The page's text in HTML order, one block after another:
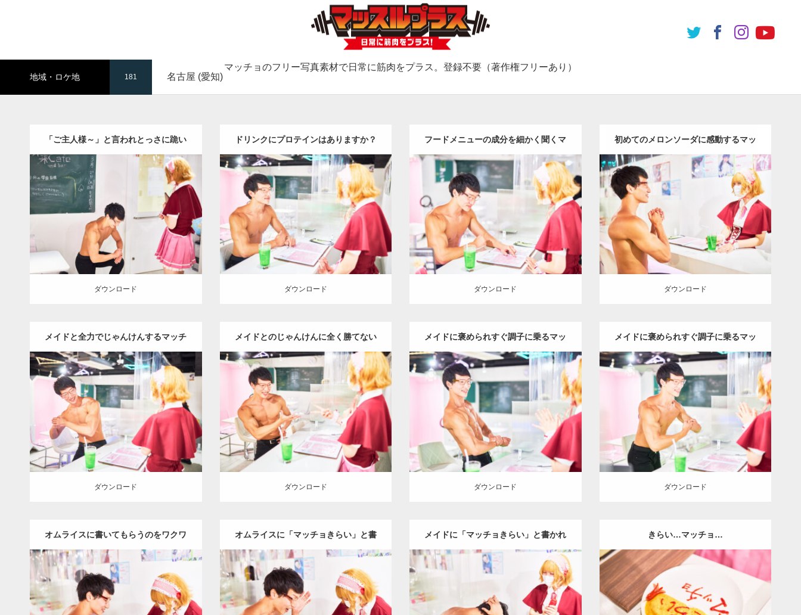
マッチョのフリー写真素材で日常に筋肉をプラス。登録不要（著作権フリーあり）
地域・ロケ地 181 名古屋 (愛知)
「ご主人様～」と言われとっさに跪い
てしまうマッチョ
Update:
Category:
メイド喫茶のマッチョ その他
AKIHITO(細マッチョ)
名古屋 (愛知)
ダウンロード
ダウンロード
ドリンクにプロテインはありますか？
と聞くマッチョ
Update:2023.02.11
Category:メイド喫茶のマッチョ その他
AKIHITO(細マッチョ)
名古屋 (愛知)
ダウンロード
ダウンロード
フードメニューの成分を細かく聞くマ
ッチョ
Update:
2023.02.11
Category:メイド喫茶のマッチョ その他
AKIHITO(細マッチョ)
名古屋 (愛知)
ダウンロード
ダウンロード
初めてのメロンソーダに感動するマッ
チョ
Update:
2023.02.11
Category:メイド喫茶のマッチョ その他
AKIHITO(細マッチョ)
上腕三頭筋 肩 名
古屋 (愛知)
ダウンロード
ダウンロード
メイドと全力でじゃんけんするマッチ
ョ
Update:2023.02.11
Category:メイド喫茶のマッチョ その他
AKIHITO(細マッチョ) 肩 名古屋 (愛知)
ダウンロード
ダウンロード
メイドとのじゃんけんに全く勝てない
マッチョ
Update:2023.02.11
Category:メイド喫茶のマッチョ その他
AKIHITO(細マッチョ)
大胸筋 上腕二
頭筋 名古屋 (愛知)
ダウンロード
ダウンロード
メイドに褒められすぐ調子に乗るマッ
チョ(サイドチェスト)
Update:2023.02.11
Category: メイド喫茶のマッチョ
その他
AKIHITO(細マッチョ) 肩 大胸筋
上腕三
頭筋 名古屋 (愛知)
ダウンロード
ダウンロード
メイドに褒められすぐ調子に乗るマッ
チョ(モストマスキュラー)
Update:2023.02.11
メイド喫茶のマッチョ
その他
AKIHITO(細マッチョ) 肩 上腕二頭筋
腕三頭筋 名古屋 (愛知)
ダウンロード
ダウンロード
オムライスに書いてもらうのをワクワ
クしながら見つめるマッチョ
Update: 2023.02.11
Category: メイド喫茶のマッチョ その他
AKIHITO(細マッチョ)
名古屋 (愛知)
オムライスに「マッチョきらい」と書
かれるマッチョ
Update:2023.02.11
Category:メイド喫茶のマッチョ その他
AKIHITO(細マッチョ)
名古屋 (愛知)
メイドに「マッチョきらい」と書かれ
て凹むマッチョ
Update:2023.02.11
Category:
メイド喫茶のマッチョ その他
AKIHITO(細マッチョ)
名古屋 (愛知)
きらい…マッチョ…
Update:
Category:メイド喫茶のマッチョ
AKIHITO(細マッチョ)
名古屋 (愛知)